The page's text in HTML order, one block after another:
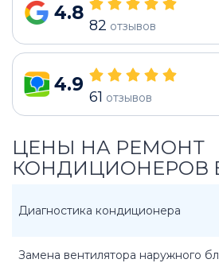
4.8
82 отзывов
4.9
61 отзывов
ЦЕНЫ НА РЕМОНТ
КОНДИЦИОНЕРОВ
Диагностика кондиционера
Замена вентилятора наружного